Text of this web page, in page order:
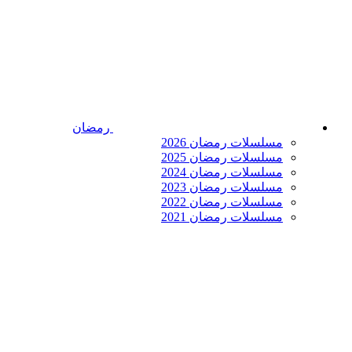
رمضان
مسلسلات رمضان 2026
مسلسلات رمضان 2025
مسلسلات رمضان 2024
مسلسلات رمضان 2023
مسلسلات رمضان 2022
مسلسلات رمضان 2021